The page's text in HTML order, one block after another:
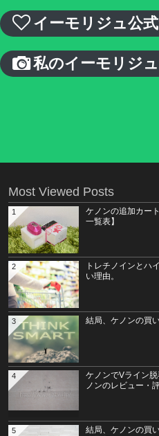
イーモリジュ公
私のイーモリジ
Most Viewed Posts
ケノンの追加カー
一覧表】
1
トレチノインとハ
い理由。
2
結局、ケノンの買
3
ケノンでVライン
ノンのレビュー・
4
結局、ケノンの買
5